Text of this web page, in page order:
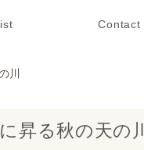
Contact
川
昇る秋の天の川